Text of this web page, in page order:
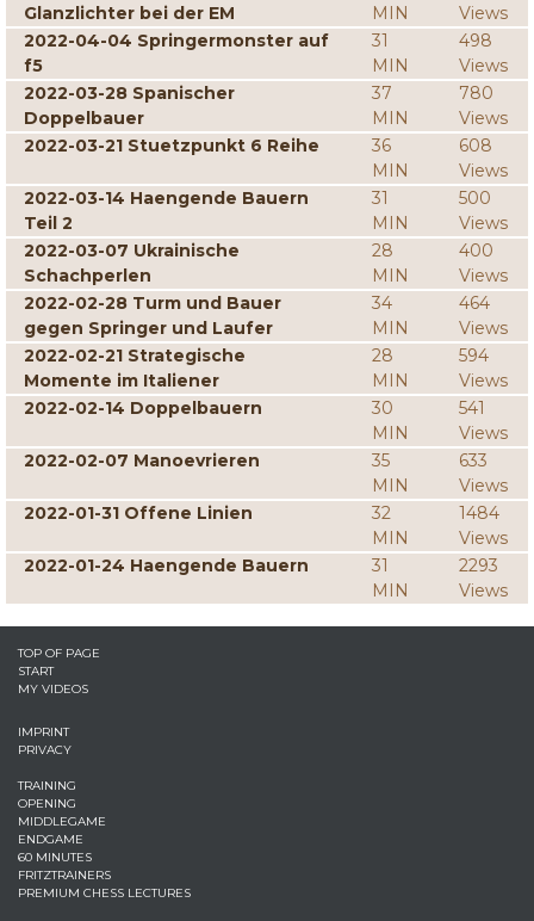
Glanzlichter bei der EM
MIN
Views
2022-04-04 Springermonster auf
f5
31
MIN
498
Views
2022-03-28 Spanischer
Doppelbauer
37
MIN
780
Views
2022-03-21 Stuetzpunkt 6 Reihe
36
MIN
608
Views
2022-03-14 Haengende Bauern
Teil 2
31
MIN
500
Views
2022-03-07 Ukrainische
Schachperlen
28
MIN
400
Views
2022-02-28 Turm und Bauer
gegen Springer und Laufer
34
MIN
464
Views
2022-02-21 Strategische
Momente im Italiener
28
MIN
594
Views
2022-02-14 Doppelbauern
30
MIN
541
Views
2022-02-07 Manoevrieren
35
MIN
633
Views
2022-01-31 Offene Linien
32
MIN
1484
Views
2022-01-24 Haengende Bauern
31
MIN
2293
Views
TOP OF PAGE
START
MY VIDEOS
IMPRINT
PRIVACY
TRAINING
OPENING
MIDDLEGAME
ENDGAME
60 MINUTES
FRITZTRAINERS
PREMIUM CHESS LECTURES